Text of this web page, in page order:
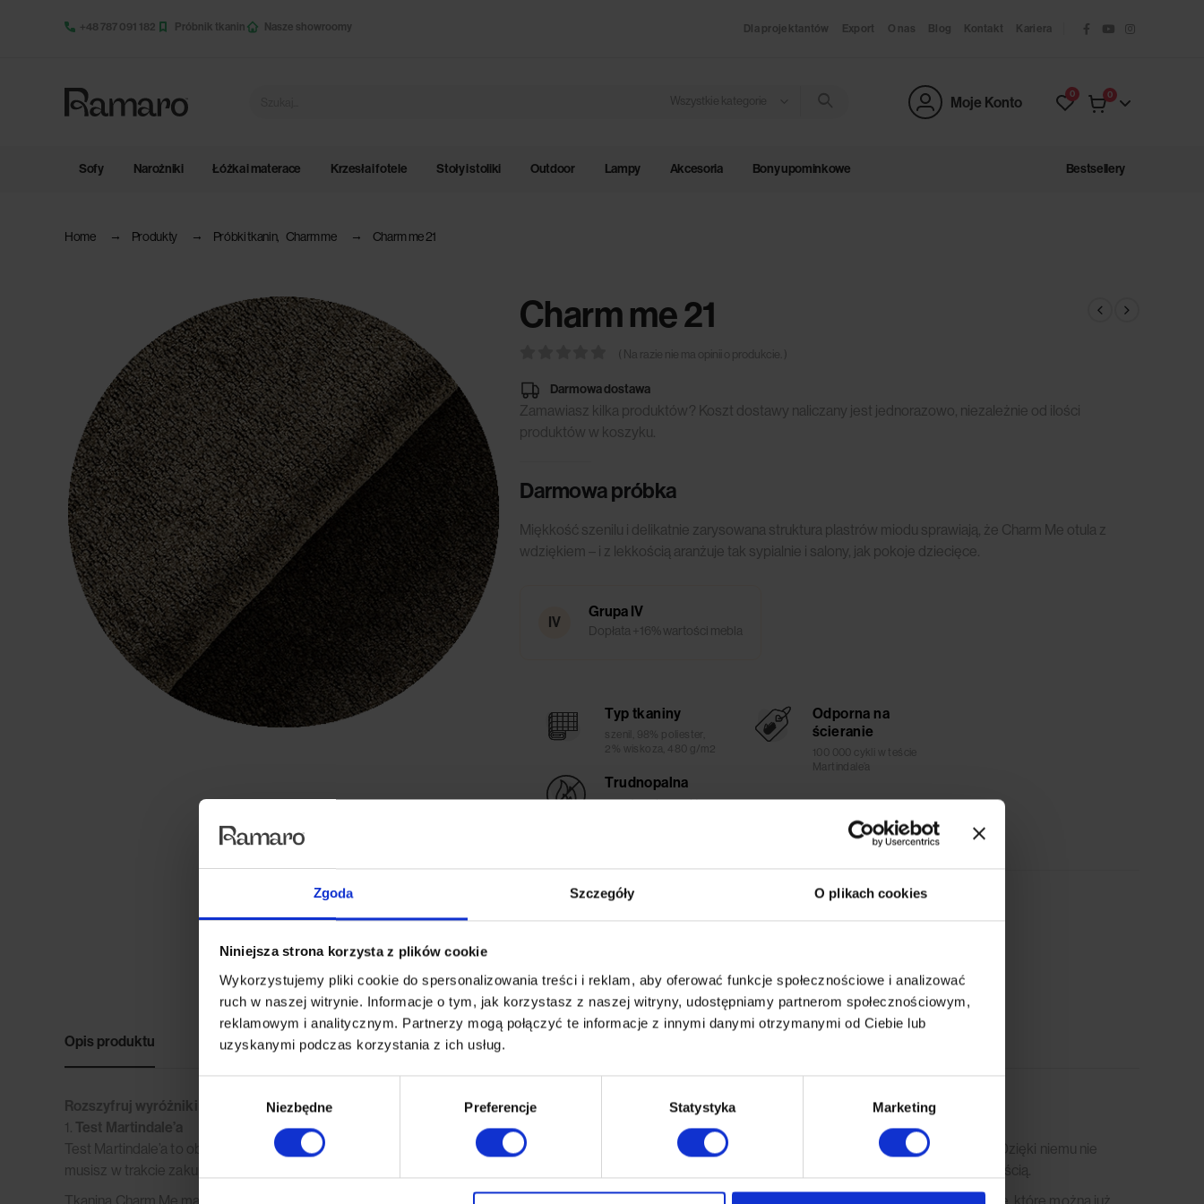
Zgoda Szczegóły O plikach cookies
Niniejsza strona korzysta z plików cookie
Wykorzystujemy pliki cookie do spersonalizowania treści i reklam, aby oferować funkcje społecznościowe i analizować
ruch w naszej witrynie. Informacje o tym, jak korzystasz z naszej witryny, udostępniamy partnerom społecznościowym,
reklamowym i analitycznym. Partnerzy mogą połączyć te informacje z innymi danymi otrzymanymi od Ciebie lub
uzyskanymi podczas korzystania z ich usług.
Niezbędne Preferencje Statystyka Marketing
+48 787 091 182 Próbnik tkanin Nasze showroomy Dla projektantów Export O nas Blog Kontakt Kariera
Wszystkie kategorie Moje Konto 0 0
Sofy Narożniki Łóżka i materace Krzesła i fotele Stoły i stoliki Outdoor Lampy Akcesoria Bony upominkowe Bestsellery
Home Produkty Próbki tkanin, Charm me Charm me 21
Charm me 21
( Na razie nie ma opinii o produkcie. )
Darmowa dostawa
Zamawiasz kilka produktów? Koszt dostawy naliczany jest jednorazowo, niezależnie od ilości
produktów w koszyku.
Darmowa próbka
Miękkość szenilu i delikatnie zarysowana struktura plastrów miodu sprawiają, że Charm Me otula z
wdziękiem – i z lekkością aranżuje tak sypialnie i salony, jak pokoje dziecięce.
IV
Grupa IV
Dopłata +16% wartości mebla
Typ tkaniny
szenil, 98% poliester,
2% wiskoza, 480 g/m2
Odporna na
ścieranie
100 000 cykli w teście
Martindale’a
Trudnopalna
wysoka odporność na
Opis produktu Opinie (0)
Rozszyfruj wyróżniki tkaniny Charm Me:
1. Test Martindale’a
Test Martindale’a to obiektywna metryka oceny trwałości materiału – w uproszczeniu często mówi się o nim jako o „wyznaczniku odporności na ścieranie”. Dzięki niemu nie
musisz w trakcie zakupów siadać na sofie 100 000 razy, żeby sprawdzić, jak bardzo wytrzymała będzie w zderzeniu z rzeczywistością i… Twoją codziennością.